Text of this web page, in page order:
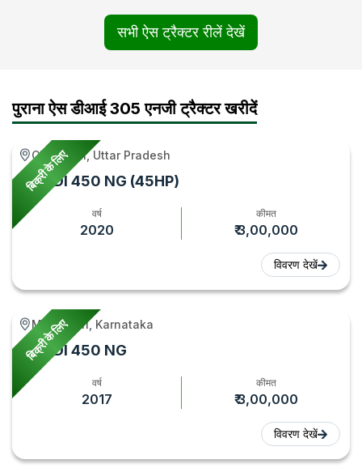
सभी ऐस ट्रैक्टर रीलें देखें
पुराना ऐस डीआई 305 एनजी ट्रैक्टर खरीदें
बिक्री के लिए
Chandpur, Uttar Pradesh
Ace DI 450 NG (45HP)
वर्ष
2020
कीमत
₹ 3,00,000
विवरण देखें
बिक्री के लिए
Madhugiri, Karnataka
Ace DI 450 NG
वर्ष
2017
कीमत
₹ 3,00,000
विवरण देखें